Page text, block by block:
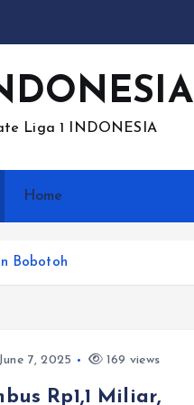
Liga 1 INDONESIA
Home
Bobotoh
June 7, 2025 169 views
Rp1,1 Miliar,